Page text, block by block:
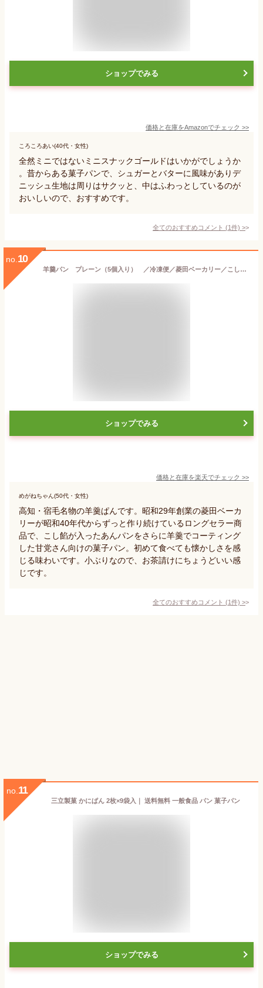
ショップでみる
価格と在庫をAmazonでチェック >>
ころころあい(40代・女性)
全然ミニではないミニスナックゴールドはいかがでしょうか
。昔からある菓子パンで、シュガーとバターに風味がありデ
ニッシュ生地は周りはサクッと、中はふわっとしているのが
おいしいので、おすすめです。
全てのおすすめコメント (1件) >
no. 10
羊羹パン プレーン（5個入り） ／冷凍便／菱田ベーカリー／こしあんの丸いあんパンの上に羊羹をコーティングした甘い羊羹パン／宿毛／すくも
ショップでみる
価格と在庫を楽天でチェック >>
めがねちゃん(50代・女性)
高知・宿毛名物の羊羹ぱんです。昭和29年創業の菱田ベーカ
リーが昭和40年代からずっと作り続けているロングセラー商
品で、こし餡が入ったあんパンをさらに羊羹でコーティング
した甘党さん向けの菓子パン。初めて食べても懐かしさを感
じる味わいです。小ぶりなので、お茶請けにちょうどいい感
じです。
全てのおすすめコメント (1件) >
no. 11
三立製菓 かにぱん 2枚×9袋入｜ 送料無料 一般食品 パン 菓子パン
ショップでみる